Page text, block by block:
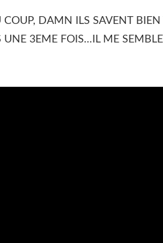
DAMN ILS SAVENT
3EME FOIS…IL ME SEMBLE